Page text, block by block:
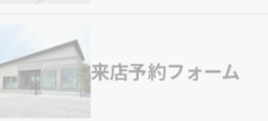
来店予約フォーム